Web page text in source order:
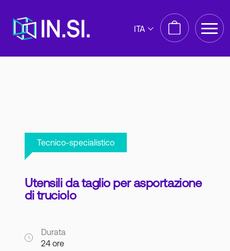
Tecnico-specialistico
Utensili da taglio per asportazione
di truciolo
Durata
24 ore
ITA